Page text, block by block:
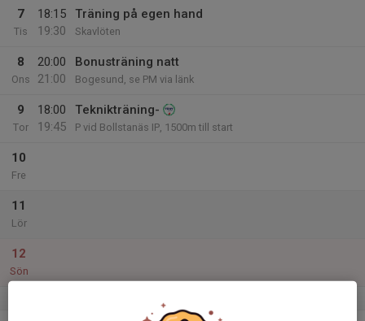
7
Tis
18:15
19:30
Träning på egen hand
Skavlöten
8
Ons
20:00
21:00
Bonusträning natt
Bogesund, se PM via länk
9
Tor
18:00
19:45
Teknikträning-
P vid Bollstanäs IP, 1500m till start
10
Fre
11
Lör
12
Sön